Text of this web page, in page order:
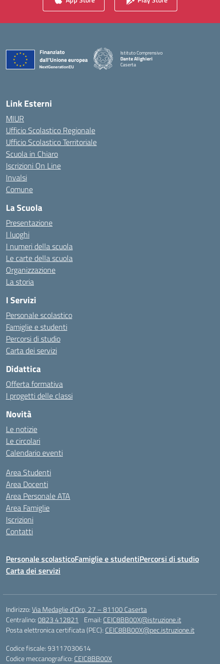
Istituto Comprensivo
Dante Alighieri
Caserta
Link Esterni
MIUR
Ufficio Scolastico Regionale
Ufficio Scolastico Territoriale
Scuola in Chiaro
Iscrizioni On Line
Invalsi
Comune
La Scuola
Presentazione
I luoghi
I numeri della scuola
Le carte della scuola
Organizzazione
La storia
I Servizi
Personale scolastico
Famiglie e studenti
Percorsi di studio
Carta dei servizi
Didattica
Offerta formativa
I progetti delle classi
Novità
Le notizie
Le circolari
Calendario eventi
Area Studenti
Area Docenti
Area Personale ATA
Area Famiglie
Iscrizioni
Contatti
Personale scolasticoFamiglie e studentiPercorsi di studio
Carta dei servizi
Indirizzo:Via Medaglie d'Oro, 27 – 81100 Caserta
Centralino:0823 412821 Email: CEIC8BB00X@istruzione.it
Posta elettronica certificata (PEC): CEIC8BB00X@pec.istruzione.it
Codice fiscale: 93117030614
Codice meccanografico: CEIC8BB00X